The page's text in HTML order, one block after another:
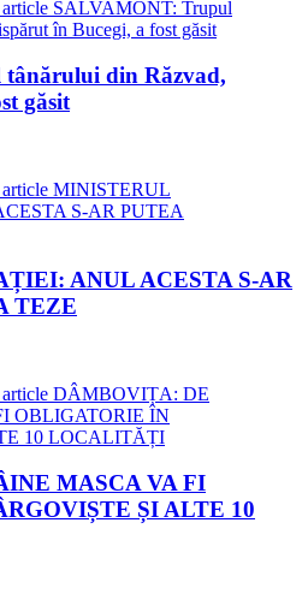
din Răzvad,
găsit
ANUL ACESTA S-AR
TEZE
MASCA VA FI
ȘI ALTE 10